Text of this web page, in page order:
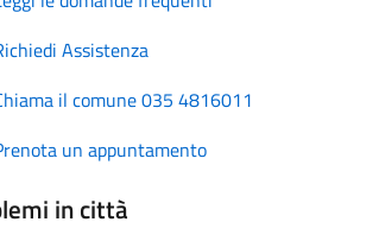
Assistenza
il comune 035 4816011
un appuntamento
in città